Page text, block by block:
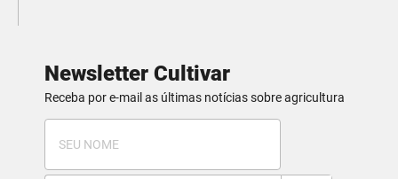
Newsletter Cultivar
Receba por e-mail as últimas notícias sobre agricultura